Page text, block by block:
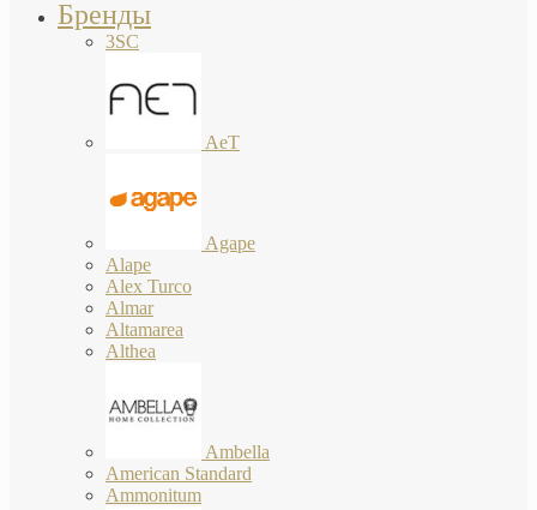
Бренды
3SC
AeT
Agape
Alape
Alex Turco
Almar
Altamarea
Althea
Ambella
American Standard
Ammonitum